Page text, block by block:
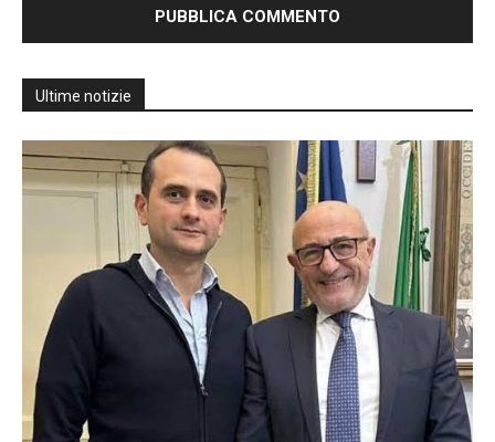
Ultime notizie